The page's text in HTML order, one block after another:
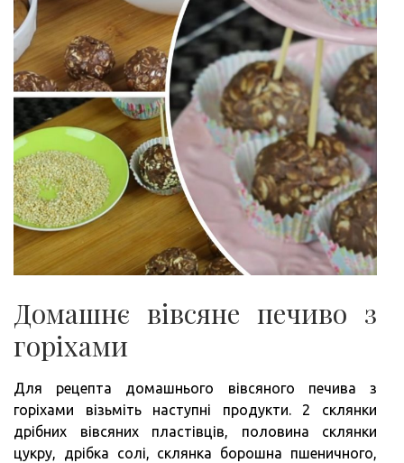
Домашнє вівсяне печиво з
горіхами
Для рецепта домашнього вівсяного печива з
горіхами візьміть наступні продукти. 2 склянки
дрібних вівсяних пластівців, половина склянки
цукру, дрібка солі, склянка борошна пшеничного,